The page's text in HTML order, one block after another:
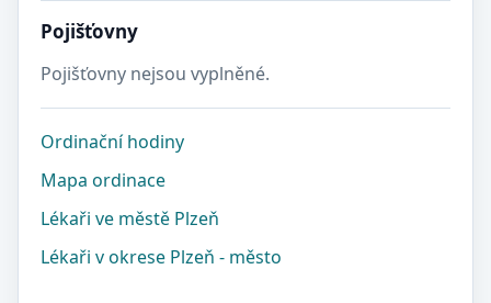
Pojišťovny
Pojišťovny nejsou vyplněné.
Ordinační hodiny
Mapa ordinace
Lékaři ve městě Plzeň
Lékaři v okrese Plzeň - město